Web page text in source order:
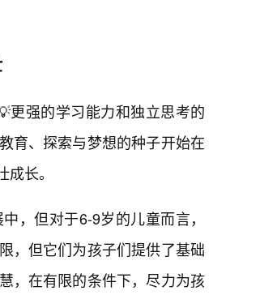
更强的学习能力和独立思考的
育、探索与梦想的种子开始在
长。
，但对于6-9岁的儿童而言，
，但它们为孩子们提供了基础
，在有限的条件下，尽力为孩